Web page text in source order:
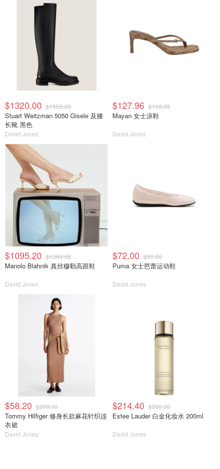
$1320.00 $1650.00
Stuart Weitzman 5050 Gisele 及膝
长靴 黑色
David Jones
$127.96 $159.95
Mayan 女士凉鞋
David Jones
$1095.20 $1369.00
Manolo Blahnik 真丝穆勒高跟鞋
David Jones
$72.00 $90.00
Puma 女士芭蕾运动鞋
David Jones
$58.20 $299.00
Tommy Hilfiger 修身长款麻花针织连
衣裙
David Jones
$214.40 $268.00
Estee Lauder 白金化妆水 200ml
David Jones